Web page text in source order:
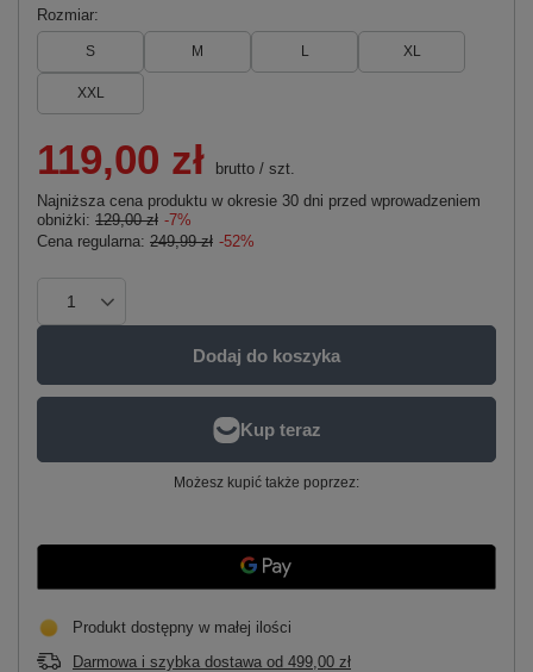
Rozmiar
S M L XL
XXL
119,00 zł brutto / szt.
Najniższa cena produktu w okresie 30 dni przed wprowadzeniem
obniżki: 129,00 zł -7%
Cena regularna: 249,99 zł -52%
Dodaj do koszyka
Możesz kupić także poprzez:
Produkt dostępny w małej ilości
Darmowa i szybka dostawa od 499,00 zł